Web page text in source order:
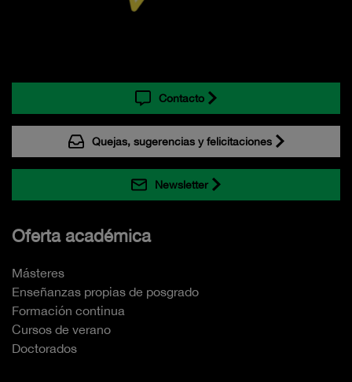
Contacto
Quejas, sugerencias y felicitaciones
Newsletter
Oferta académica
Másteres
Enseñanzas propias de posgrado
Formación continua
Cursos de verano
Doctorados